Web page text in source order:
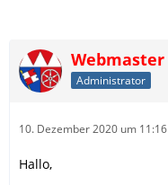
Webmaster
Administrator
10. Dezember 2020 um 11:16
Hallo,